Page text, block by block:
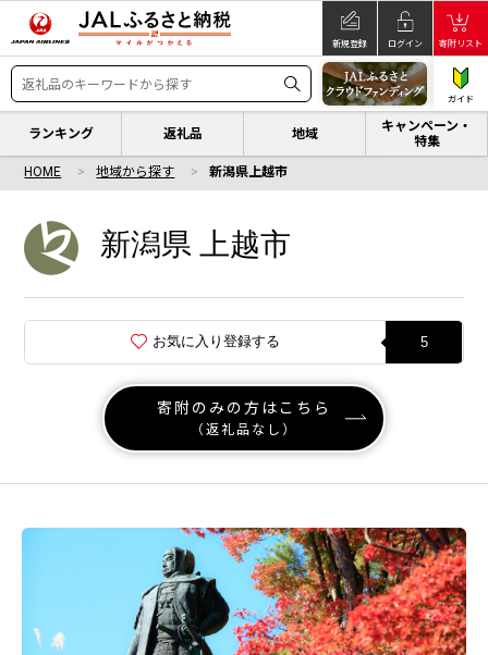
新規登録 ログイン 寄附リスト
ガイド
ランキング 返礼品 地域
キャンペーン・
特集
HOME 地域から探す 新潟県上越市
新潟県 上越市
お気に入り登録する 5
寄附のみの方はこちら
（返礼品なし）